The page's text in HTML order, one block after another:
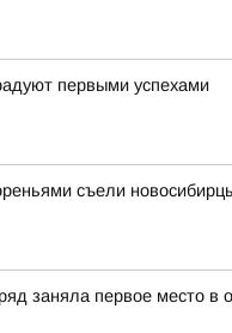
первыми успехами
съели
заняла первое место